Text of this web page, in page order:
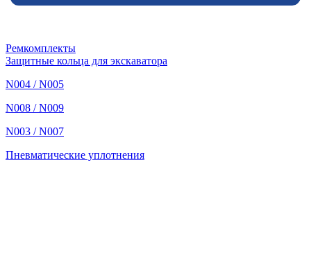
Ремкомплекты
Защитные кольца для экскаватора
N004 / N005
N008 / N009
N003 / N007
Пневматические уплотнения